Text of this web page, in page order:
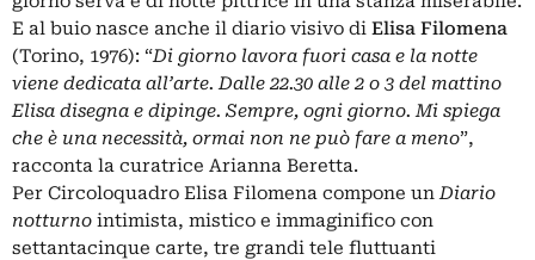
E al buio nasce anche il diario visivo di Elisa Filomena
(Torino, 1976): “Di giorno lavora fuori casa e la notte
viene dedicata all’arte. Dalle 22.30 alle 2 o 3 del mattino
Elisa disegna e dipinge. Sempre, ogni giorno. Mi spiega
che è una necessità, ormai non ne può fare a meno”,
racconta la curatrice Arianna Beretta.
Per Circoloquadro Elisa Filomena compone unDiario
notturno intimista, mistico e immaginifico con
settantacinque carte, tre grandi tele fluttuanti